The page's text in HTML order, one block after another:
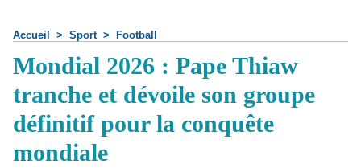
Accueil > Sport > Football
Mondial 2026 : Pape Thiaw
tranche et dévoile son groupe
définitif pour la conquête
mondiale